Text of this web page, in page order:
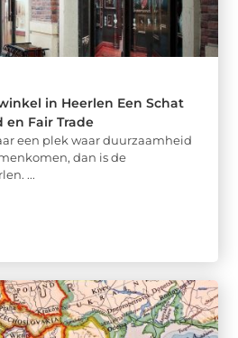
in Heerlen Een Schat
en Fair Trade
een plek waar duurzaamheid
dan is de
...